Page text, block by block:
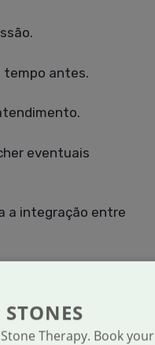
tempo antes.
eventuais
a integração entre
esta é uma
recente
Therapy. Book your